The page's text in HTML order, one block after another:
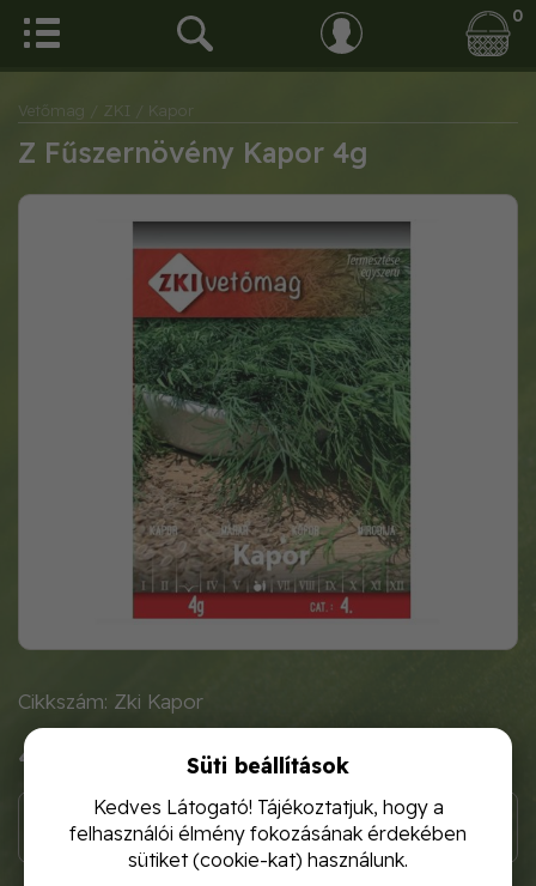
0
Vetőmag / ZKI / Kapor
Z Fűszernövény Kapor 4g
Cikkszám: Zki Kapor
470 Ft Süti beállítások
Kedves Látogató! Tájékoztatjuk, hogy a
felhasználói élmény fokozásának érdekében
sütiket (cookie-kat) használunk.